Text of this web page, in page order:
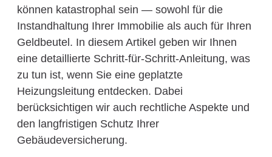
können katastrophal sein — sowohl für die
Instandhaltung Ihrer Immobilie als auch für Ihren
Geldbeutel. In diesem Artikel geben wir Ihnen
eine detaillierte Schritt-für-Schritt-Anleitung, was
zu tun ist, wenn Sie eine geplatzte
Heizungsleitung entdecken. Dabei
berücksichtigen wir auch rechtliche Aspekte und
den langfristigen Schutz Ihrer
Gebäudeversicherung.